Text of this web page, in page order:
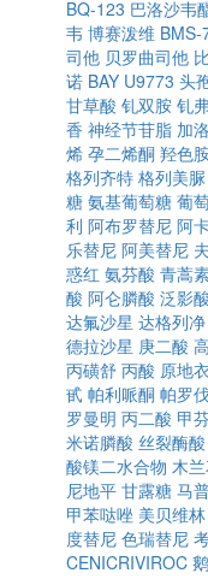
BQ-123 巴洛沙韦
韦 博赛泼维
司他 贝罗曲司他
诺 BAY U9773 头
甘草酸 钆双胺 钆
香 神经节苷脂 加
烯 孕二烯酮 羟色
格列齐特 格列美脲
糖 氨基葡萄糖 葡
利 阿布罗替尼 阿
乐替尼 阿美替尼
惑红 氨芬酸 青蒿
酸 阿仑膦酸 泛影酸
达氟沙星 达格列净
德拉沙星 庚二酸
丙磺舒 丙酸 原地
甙 帕利哌酮 帕罗
罗曼明 丙二酸 甲
米诺膦酸 丝裂酶酸
酸镁二水合物 木
尼地平 甘露糖 马
甲苯哒唑 美贝维林
度替尼 色瑞替尼
CENICRIVIROC